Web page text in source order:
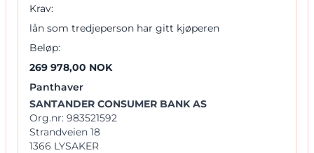
Krav:
lån som tredjeperson har gitt kjøperen
Beløp:
269 978,00 NOK
Panthaver
SANTANDER CONSUMER BANK AS
Org.nr: 983521592
Strandveien 18
1366 LYSAKER